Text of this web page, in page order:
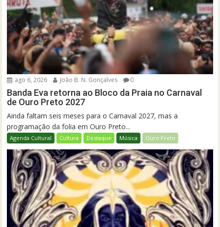
ago 6, 2026 João B. N. Gonçalves 0
Banda Eva retorna ao Bloco da Praia no Carnaval
de Ouro Preto 2027
Ainda faltam seis meses para o Carnaval 2027, mas a
programação da folia em Ouro Preto...
Agenda Cultural Cultura Destaque Música Ouro Preto